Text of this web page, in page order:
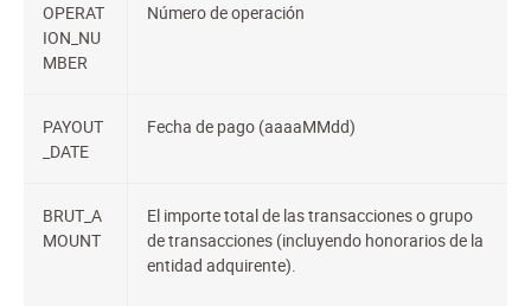
OPERAT
ION_NU
MBER
Número de operación
PAYOUT
_DATE
Fecha de pago (aaaaMMdd)
BRUT_A
MOUNT
El importe total de las transacciones o grupo
de transacciones (incluyendo honorarios de la
entidad adquirente).